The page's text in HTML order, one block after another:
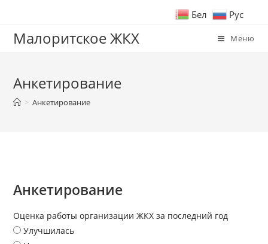
Малоритское ЖКХ Меню
Анкетирование
> Анкетирование
Анкетирование
Оценка работы организации ЖКХ за последний год
Улучшилась
Бел Рус